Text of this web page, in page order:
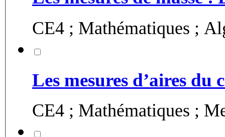
CE4 ; Mathématiques ;
Les mesures d’aires du
CE4 ; Mathématiques ;